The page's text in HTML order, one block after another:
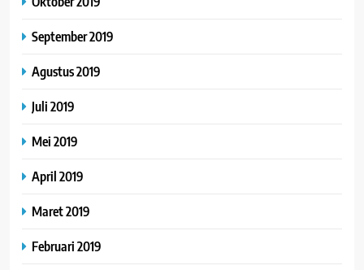
September 2019
Agustus 2019
Juli 2019
Mei 2019
April 2019
Maret 2019
Februari 2019